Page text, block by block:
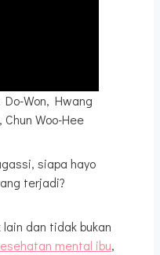
Won, Hwang
Woo-Hee
siapa hayo
terjadi?
dan tidak bukan
mental ibu,